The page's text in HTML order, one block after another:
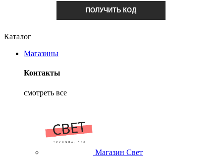
ПОЛУЧИТЬ КОД
Каталог
Магазины
Контакты
смотреть все
Магазин Свет